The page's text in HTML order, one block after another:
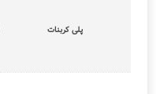
پلی کربنات